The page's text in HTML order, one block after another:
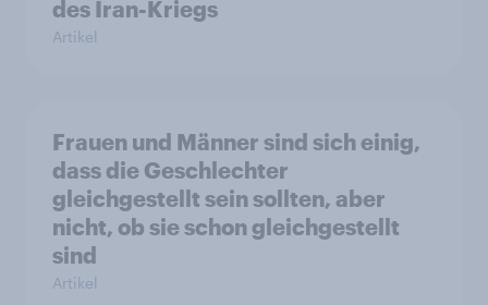
des Iran-Kriegs
Artikel
Frauen und Männer sind sich einig,
dass die Geschlechter
gleichgestellt sein sollten, aber
nicht, ob sie schon gleichgestellt
sind
Artikel